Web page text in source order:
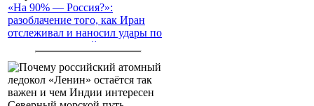
«На 90% — Россия?»:
разоблачение того, как Иран
отслеживал и наносил удары по
американским войскам